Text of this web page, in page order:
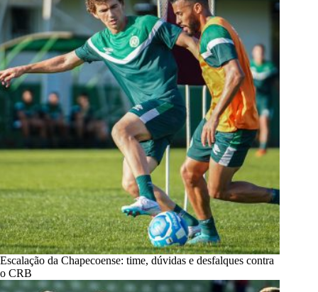
Escalação da Chapecoense: time, dúvidas e desfalques contra
o CRB